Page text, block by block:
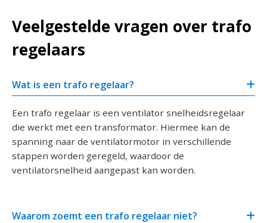
Veelgestelde vragen over trafo
regelaars
Wat is een trafo regelaar?
Een trafo regelaar is een ventilator snelheidsregelaar
die werkt met een transformator. Hiermee kan de
spanning naar de ventilatormotor in verschillende
stappen worden geregeld, waardoor de
ventilatorsnelheid aangepast kan worden.
Waarom zoemt een trafo regelaar niet?